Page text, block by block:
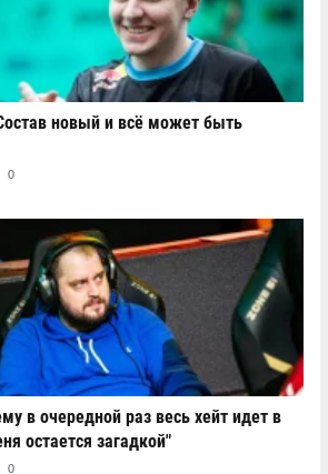
новый и всё может быть
0
в очередной раз весь хейт идет в
остается загадкой"
0